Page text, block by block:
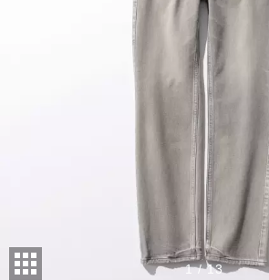
1/13
身長163センチ体重52.5キロ。上着はMサイズ
ジーンズは大体26インチ、ユニクロのス…
16人のお客様がこのレビューが参考になったと回答し
｜カラー:エタン ｜サイズ:26
162センチ、産後太りの57キロ、下半身大き
いる方のコメントを参考に26を購入しまし…